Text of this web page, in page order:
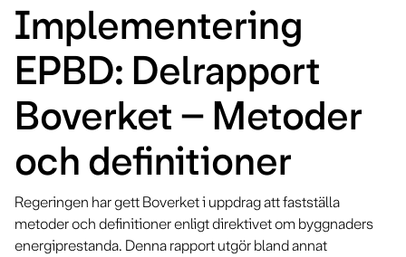
Implementering
EPBD: Delrapport
Boverket – Metoder
och definitioner
Regeringen har gett Boverket i uppdrag att fastställa
metoder och definitioner enligt direktivet om byggnaders
energiprestanda. Denna rapport utgör bland annat